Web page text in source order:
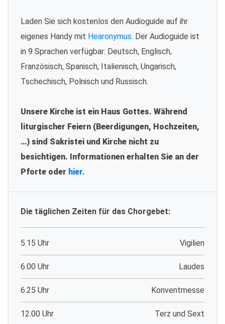
Laden Sie sich kostenlos den Audioguide auf ihr
eigenes Handy mit Hearonymus. Der Audioguide ist
in 9 Sprachen verfügbar: Deutsch, Englisch,
Französisch, Spanisch, Italienisch, Ungarisch,
Tschechisch, Polnisch und Russisch.
Unsere Kirche ist ein Haus Gottes. Während
liturgischer Feiern (Beerdigungen, Hochzeiten,
…) sind Sakristei und Kirche nicht zu
besichtigen. Informationen erhalten Sie an der
Pforte oder hier.
Die täglichen Zeiten für das Chorgebet:
5.15 Uhr Vigilien
6.00 Uhr Laudes
6.25 Uhr Konventmesse
12.00 Uhr Terz und Sext